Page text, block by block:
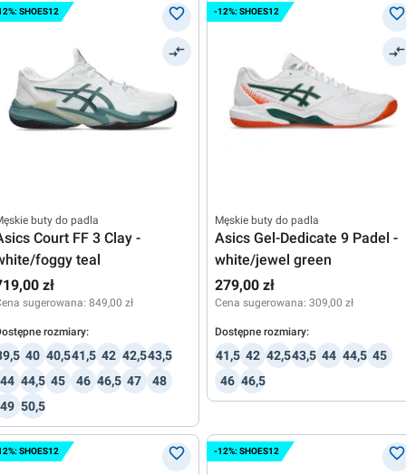
SHOES12
buty do padla
Court FF 3 Clay -
foggy teal
zł
sugerowana: 849,00 zł
rozmiary:
40 40,541,5 42 42,543,5
44 44,5 45 46 46,5 47
48
49 50,5
-12%: SHOES12
Męskie buty do padla
Asics Gel-Dedicate 9 Padel -
white/jewel green
279,00 zł
Cena sugerowana: 309,00 zł
Dostępne rozmiary:
41,5 42 42,543,5 44 44,5 45
46 46,5
SHOES12 -12%: SHOES12